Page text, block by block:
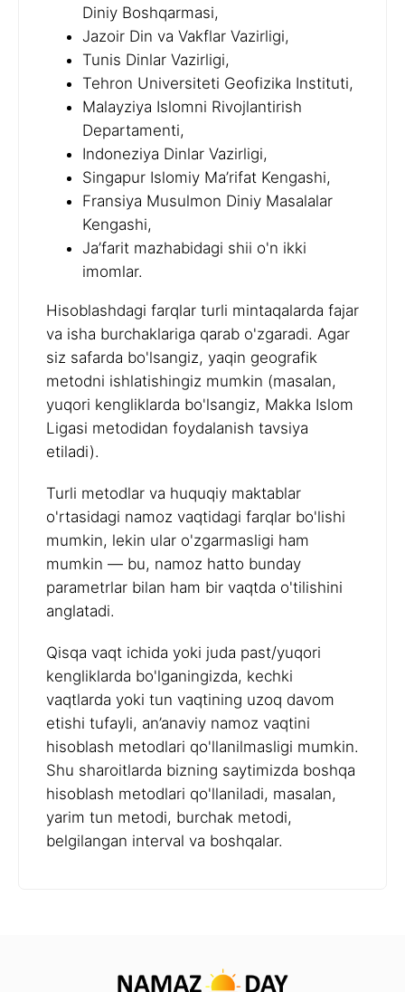
Diniy Boshqarmasi,
Jazoir Din va Vakflar Vazirligi,
Tunis Dinlar Vazirligi,
Tehron Universiteti Geofizika Instituti,
Malayziya Islomni Rivojlantirish
Departamenti,
Indoneziya Dinlar Vazirligi,
Singapur Islomiy Ma’rifat Kengashi,
Fransiya Musulmon Diniy Masalalar
Kengashi,
Ja’farit mazhabidagi shii o'n ikki
imomlar.
Hisoblashdagi farqlar turli mintaqalarda fajar
va isha burchaklariga qarab o'zgaradi. Agar
siz safarda bo'lsangiz, yaqin geografik
metodni ishlatishingiz mumkin (masalan,
yuqori kengliklarda bo'lsangiz, Makka Islom
Ligasi metodidan foydalanish tavsiya
etiladi).
Turli metodlar va huquqiy maktablar
o'rtasidagi namoz vaqtidagi farqlar bo'lishi
mumkin, lekin ular o'zgarmasligi ham
mumkin — bu, namoz hatto bunday
parametrlar bilan ham bir vaqtda o'tilishini
anglatadi.
Qisqa vaqt ichida yoki juda past/yuqori
kengliklarda bo'lganingizda, kechki
vaqtlarda yoki tun vaqtining uzoq davom
etishi tufayli, an’anaviy namoz vaqtini
hisoblash metodlari qo'llanilmasligi mumkin.
Shu sharoitlarda bizning saytimizda boshqa
hisoblash metodlari qo'llaniladi, masalan,
yarim tun metodi, burchak metodi,
belgilangan interval va boshqalar.